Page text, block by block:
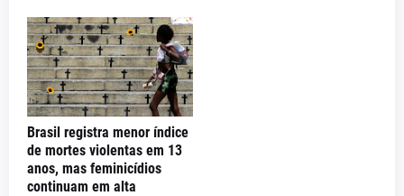
Brasil registra menor índice
de mortes violentas em 13
anos, mas feminicídios
continuam em alta